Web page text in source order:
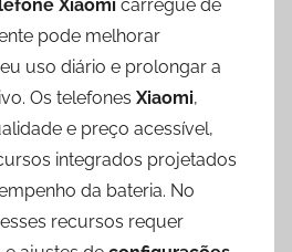
Xiaomi carregue de
pode melhorar
uso diário e prolongar a
Os telefones Xiaomi,
e preço acessível,
integrados projetados
da bateria. No
recursos requer